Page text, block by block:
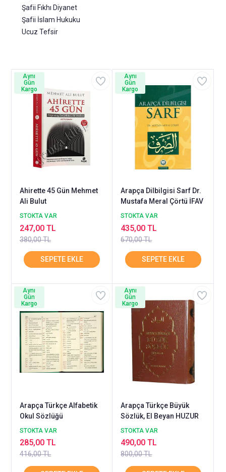
Şafii Fıkhı Diyanet
Şafii İslam Hukuku
Ucuz Tefsir
Ahirette 45 Gün Mehmet
Ali Bulut
STOKTA VAR
380,00 TL
247,00 TL
Aynı
Gün
Kargo
Arapça Dilbilgisi Sarf Dr.
Mustafa Meral Çörtü İFAV
STOKTA VAR
670,00 TL
435,00 TL
Aynı
Gün
Kargo
Arapça Türkçe Alfabetik
Okul Sözlüğü
STOKTA VAR
416,00 TL
285,00 TL
Aynı
Gün
Kargo
Arapça Türkçe Büyük
Sözlük, El Beyan HUZUR
STOKTA VAR
800,00 TL
490,00 TL
Aynı
Gün
Kargo